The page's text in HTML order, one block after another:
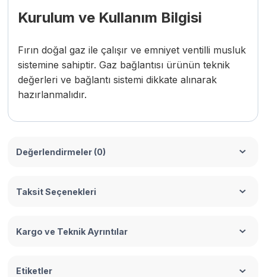
Kurulum ve Kullanım Bilgisi
Fırın doğal gaz ile çalışır ve emniyet ventilli musluk
sistemine sahiptir. Gaz bağlantısı ürünün teknik
değerleri ve bağlantı sistemi dikkate alınarak
hazırlanmalıdır.
Değerlendirmeler (0)
Taksit Seçenekleri
Kargo ve Teknik Ayrıntılar
Etiketler